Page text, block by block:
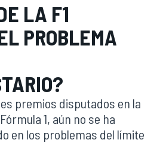
LA F1
PROBLEMA
premios disputados en la
1, aún no se ha
en los problemas del límite